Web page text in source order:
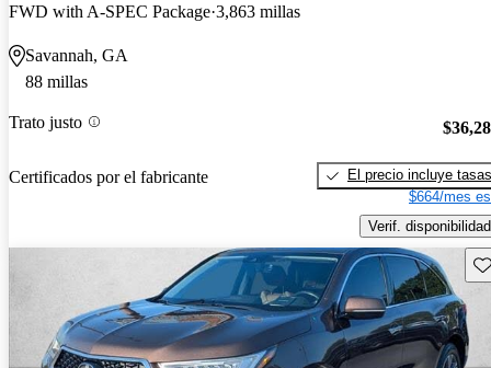
FWD with A-SPEC Package 3,863 millas
Savannah, GA
88 millas
Trato justo
Certificados por el fabricante
El precio incluye tasas
$664/mes
Verif. disponibilidad